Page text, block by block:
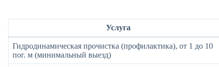
Услуга
Гидродинамическая прочистка (профилактика), от 1 до 10
пог. м (минимальный выезд)